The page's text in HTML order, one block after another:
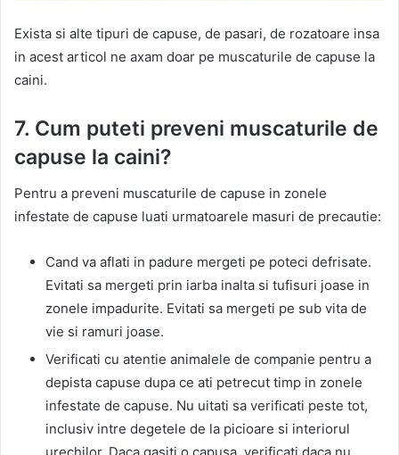
Exista si alte tipuri de capuse, de pasari, de rozatoare insa
in acest articol ne axam doar pe muscaturile de capuse la
caini.
7. Cum puteti preveni muscaturile de
capuse la caini?
Pentru a preveni muscaturile de capuse in zonele
infestate de capuse luati urmatoarele masuri de precautie:
Cand va aflati in padure mergeti pe poteci defrisate.
Evitati sa mergeti prin iarba inalta si tufisuri joase in
zonele impadurite. Evitati sa mergeti pe sub vita de
vie si ramuri joase.
Verificati cu atentie animalele de companie pentru a
depista capuse dupa ce ati petrecut timp in zonele
infestate de capuse. Nu uitati sa verificati peste tot,
inclusiv intre degetele de la picioare si interiorul
urechilor. Daca gasiti o capusa, verificati daca nu